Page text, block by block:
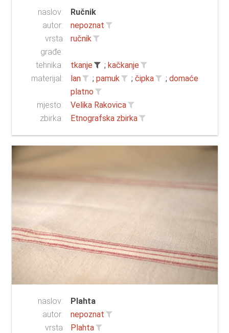
naslov:
Ručnik
autor:
nepoznat
vrsta
građe:
ručnik
tehnika: tkanje ; kačkanje
materijal:
lan ; pamuk ; čipka ; domaće
platno
mjesto:
Velika Rakovica
zbirka:
Etnografska zbirka
naslov:
Plahta
autor:
nepoznat
vrsta
Plahta